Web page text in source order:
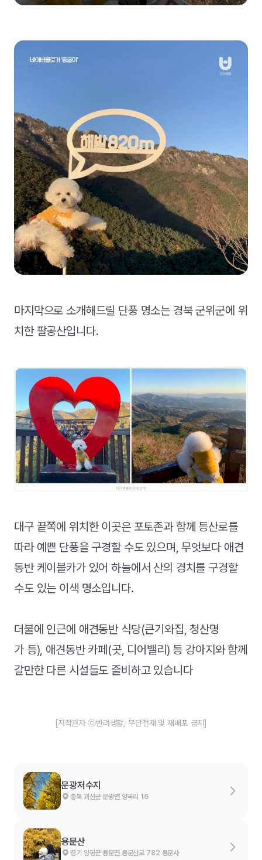
마지막으로 소개해드릴 단풍 명소는 경북 군위군에 위
치한 팔공산입니다.
대구 끝쪽에 위치한 이곳은 포토존과 함께 등산로를
따라 예쁜 단풍을 구경할 수도 있으며, 무엇보다 애견
동반 케이블카가 있어 하늘에서 산의 경치를 구경할
수도 있는 이색 명소입니다.
더불에 인근에 애견동반 식당(큰기와집, 청산명
가 등), 애견동반 카페(곳, 디어밸리) 등 강아지와 함께
갈만한 다른 시설들도 즐비하고 있습니다
[저작권자 ⓒ반려생활, 무단전재 및 재배포 금지]
문광저수지
충북 괴산군 문광면 양곡리 16
용문산
경기 양평군 용문면 용문산로 782 용문사